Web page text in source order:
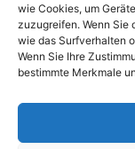
wie Cookies, um
zuzugreifen. Wenn Sie
wie das Surfverhalten
Wenn Sie Ihre
bestimmte Merkmale
+43